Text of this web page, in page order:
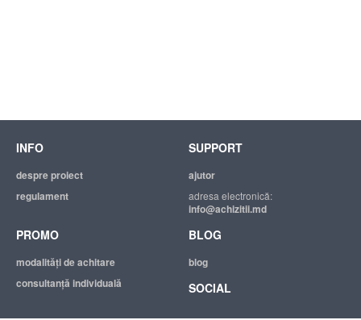
INFO
despre proiect
regulament
SUPPORT
ajutor
adresa electronică:
info@achizitii.md
PROMO
modalităţi de achitare
consultanță individuală
BLOG
blog
SOCIAL